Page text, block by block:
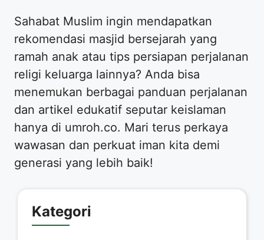
​Sahabat Muslim ingin mendapatkan
rekomendasi masjid bersejarah yang
ramah anak atau tips persiapan perjalanan
religi keluarga lainnya? Anda bisa
menemukan berbagai panduan perjalanan
dan artikel edukatif seputar keislaman
hanya di umroh.co. Mari terus perkaya
wawasan dan perkuat iman kita demi
generasi yang lebih baik!
Kategori